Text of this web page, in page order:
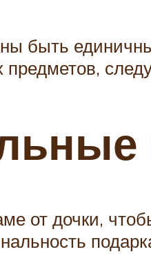
быть
от дочки,